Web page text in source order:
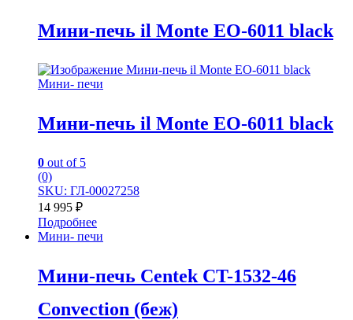
Мини-печь il Monte EO-6011 black
Мини- печи
Мини-печь il Monte EO-6011 black
0 out of 5
(0)
SKU: ГЛ-00027258
14 995 ₽
Подробнее
Мини- печи
Мини-печь Centek CT-1532-46
Convection (беж)